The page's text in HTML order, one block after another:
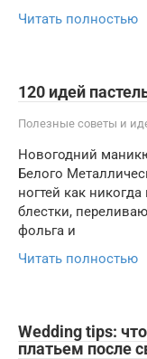
Читать полностью
120 идей
Полезные советы и
Новогодний
Белого
ногтей как
блестки,
фольга и
Читать полностью
Wedding tips:
платьем после